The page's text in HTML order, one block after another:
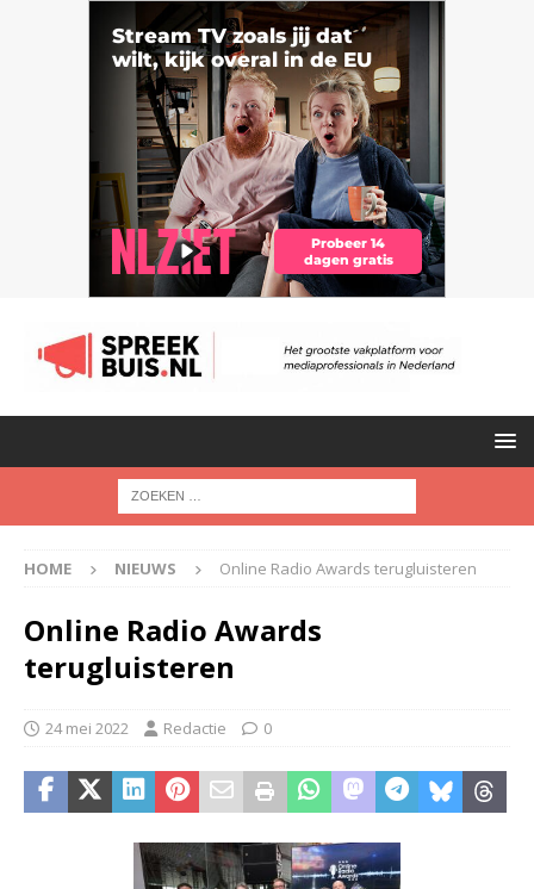
HOME NIEUWS Online Radio Awards terugluisteren
Online Radio Awards
terugluisteren
24 mei 2022 Redactie 0